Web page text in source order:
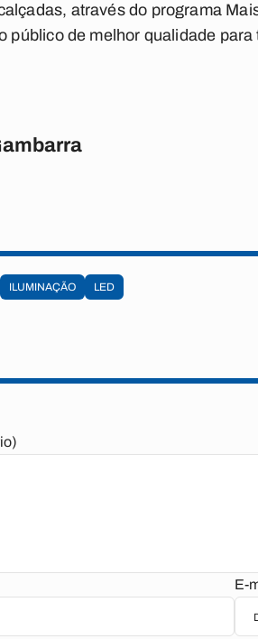
através do programa
público de melhor qualidade
ILUMINAÇÃO LED
E-